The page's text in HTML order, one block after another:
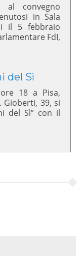
al convegno
in Sala
il 5 febbraio
FdI,
del Sì
18 a Pisa,
Gioberti, 39, si
del Sì” con il